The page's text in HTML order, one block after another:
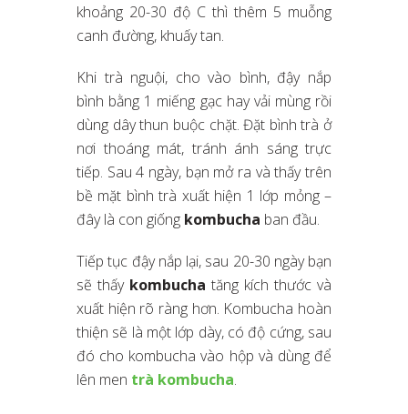
khoảng 20-30 độ C thì thêm 5 muỗng
canh đường, khuấy tan.
Khi trà nguội, cho vào bình, đậy nắp
bình bằng 1 miếng gạc hay vải mùng rồi
dùng dây thun buộc chặt. Đặt bình trà ở
nơi thoáng mát, tránh ánh sáng trực
tiếp. Sau 4 ngày, bạn mở ra và thấy trên
bề mặt bình trà xuất hiện 1 lớp mỏng –
đây là con giống kombucha ban đầu.
Tiếp tục đậy nắp lại, sau 20-30 ngày bạn
sẽ thấy kombucha tăng kích thước và
xuất hiện rõ ràng hơn. Kombucha hoàn
thiện sẽ là một lớp dày, có độ cứng, sau
đó cho kombucha vào hộp và dùng để
lên men trà kombucha.